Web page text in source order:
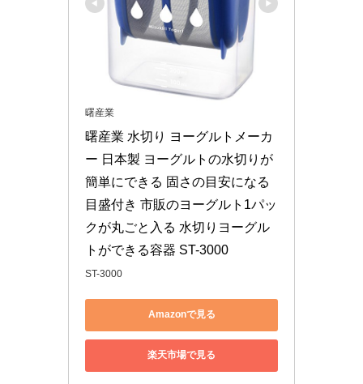
曙産業
曙産業 水切り ヨーグルトメーカ
ー 日本製 ヨーグルトの水切りが
簡単にできる 固さの目安になる
目盛付き 市販のヨーグルト1パッ
クが丸ごと入る 水切りヨーグル
トができる容器 ST-3000
ST-3000
Amazonで見る
楽天市場で見る